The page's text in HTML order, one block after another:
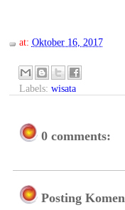
at: Oktober 16, 2017
Labels: wisata
0 comments:
Posting